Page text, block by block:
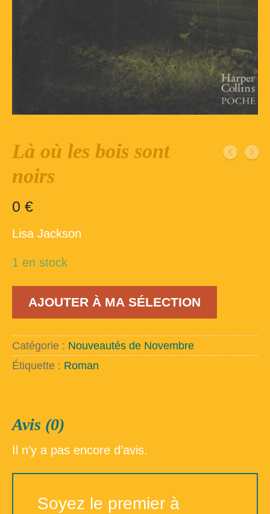
Nos suggestions
Répertoire du fonds de la bibliothèque –
1ère partie
Répertoire du fonds de la Bibliothèque –
2ème partie
Déconnexion
Là où les bois sont
noirs
0 €
Lisa Jackson
1 en stock
quantité
Là
les
bois
sont
noirs
AJOUTER À MA SÉLECTION
Catégorie : Nouveautés de Novembre
Étiquette : Roman
Avis (0)
Il n’y a pas encore d’avis.
Soyez le premier à